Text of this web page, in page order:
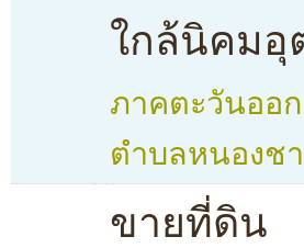
ใกล้นิคมอุ
ภาคตะวันออก
ตำบลหนองช
ขายที่ดิน